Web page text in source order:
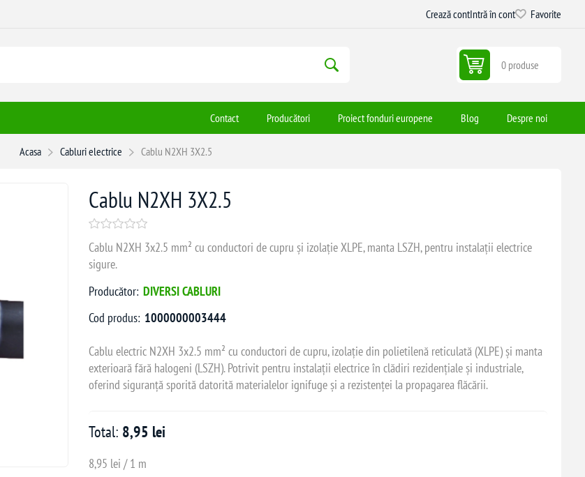
Crează contIntră în cont Favorite
0 produse
Contact Producători Proiect fonduri europene Blog Despre noi
Acasa Cabluri electrice Cablu N2XH 3X2.5
Cablu N2XH 3X2.5
Cablu N2XH 3x2.5 mm² cu conductori de cupru și izolație XLPE, manta LSZH, pentru instalații electrice
sigure.
Producător: DIVERSI CABLURI
Cod produs: 1000000003444
Cablu electric N2XH 3x2.5 mm² cu conductori de cupru, izolație din polietilenă reticulată (XLPE) și manta
exterioară fără halogeni (LSZH). Potrivit pentru instalații electrice în clădiri rezidențiale și industriale,
oferind siguranță sporită datorită materialelor ignifuge și a rezistenței la propagarea flăcării.
Total: 8,95 lei
8,95 lei / 1 m